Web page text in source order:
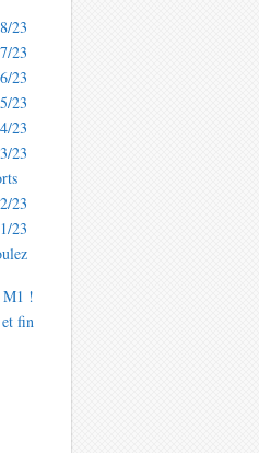
23
23
23
23
23
23
23
23
M1 !
fin